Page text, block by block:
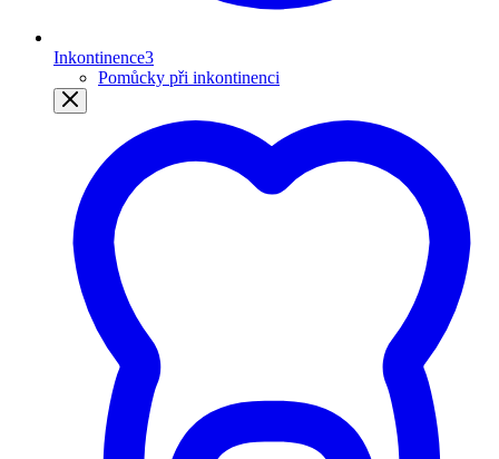
Inkontinence3
Pomůcky při inkontinenci